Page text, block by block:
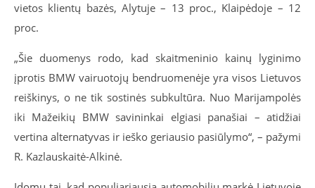
vietos klientų bazės, Alytuje – 13 proc., Klaipėdoje – 12
proc.
„Šie duomenys rodo, kad skaitmeninio kainų lyginimo
įprotis BMW vairuotojų bendruomenėje yra visos Lietuvos
reiškinys, o ne tik sostinės subkultūra. Nuo Marijampolės
iki Mažeikių BMW savininkai elgiasi panašiai – atidžiai
vertina alternatyvas ir ieško geriausio pasiūlymo“, – pažymi
R. Kazlauskaitė-Alkinė.